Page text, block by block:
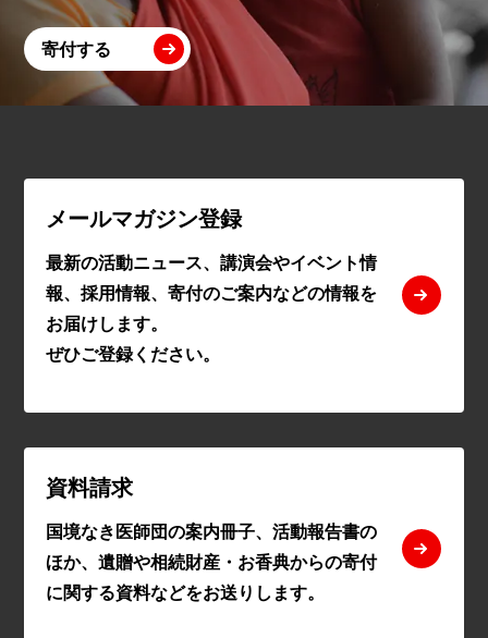
寄付する
メールマガジン登録
最新の活動ニュース、講演会やイベント情
報、採用情報、寄付のご案内などの情報を
お届けします。
ぜひご登録ください。
資料請求
国境なき医師団の案内冊子、活動報告書の
ほか、遺贈や相続財産・お香典からの寄付
に関する資料などをお送りします。